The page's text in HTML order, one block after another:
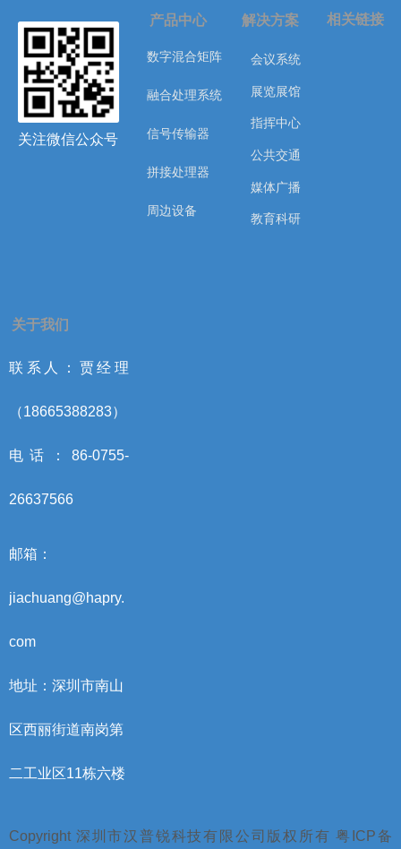
产品中心
数字混合矩阵
融合处理系统
信号传输器
拼接处理器
周边设备
会议系统
展览展馆
指挥中心
公共交通
媒体广播
教育科研
解决方案 相关链接
联系人：贾经理
（18665388283）
电话：86-0755-
26637566
邮箱：
jiachuang@hapry.
com
地址：深圳市南山
区西丽街道南岗第
二工业区11栋六楼
关于我们
关注微信公众号
Copyright 深圳市汉普锐科技有限公司版权所有 粤ICP备